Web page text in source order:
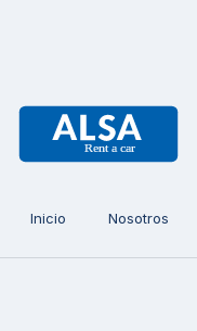
Inicio Nosotros